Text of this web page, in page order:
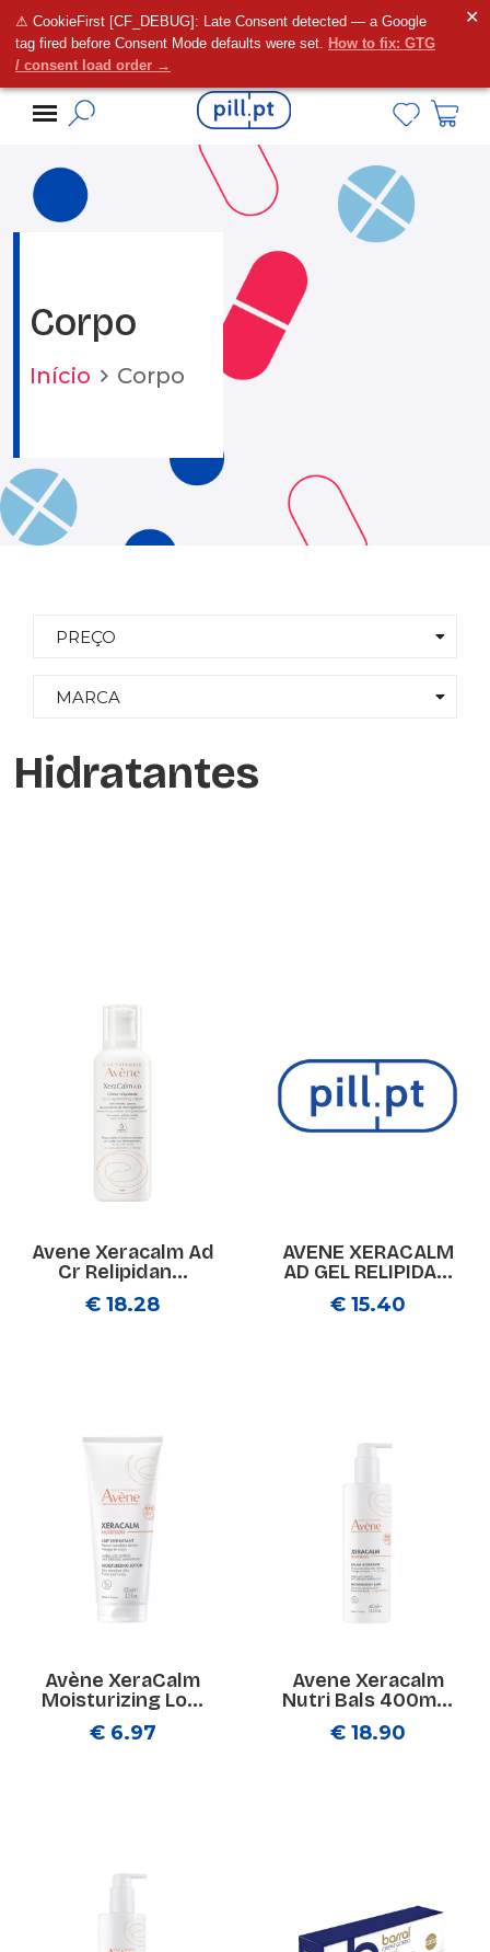
⚠ CookieFirst [CF_DEBUG]: Late Consent detected — a Google
tag fired before Consent Mode defaults were set. How to fix: GTG
/ consent load order →
✕
Alguma dúvida?
Corpo
Início Corpo
PREÇO
MARCA
Hidratantes
Avene Xeracalm Ad
Cr Relipidan...
€ 18.28
AVENE XERACALM
AD GEL RELIPIDA...
€ 15.40
Avène XeraCalm
Moisturizing Lo...
€ 6.97
Avene Xeracalm
Nutri Bals 400m...
€ 18.90